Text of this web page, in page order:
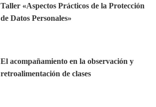
Taller «Aspectos Prácticos de la Protección
de Datos Personales»
El acompañamiento en la observación y
retroalimentación de clases